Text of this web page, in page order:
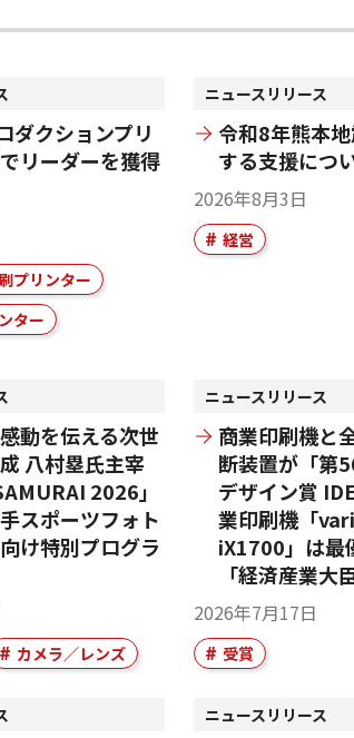
ダクションプリ
リーダーを獲得
プリンター
ター
ニュースリリース
令和8年熊本
する支援につ
2026年8月3日
経営
動を伝える次世
八村塁氏主宰
2026」
スポーツフォト
け特別プログラ
カメラ／レンズ
ニュースリリース
商業印刷機と
断装置が「第
デザイン賞
業印刷機「
iX1700」は最
「経済産業大
2026年7月17日
受賞
ニュースリリース